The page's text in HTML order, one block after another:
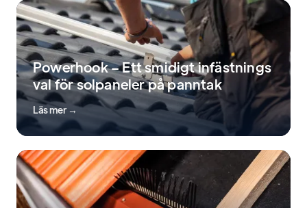
Powerhook – Ett smidigt infästnings
val för solpaneler på panntak
Läs mer →